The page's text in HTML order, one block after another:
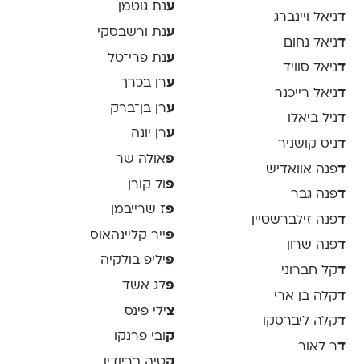
דניאל ויינברג
דניאל נחום
דניאל סוויד
דניאל רייכנר
דניל ביאלו
דניס קושניר
דפנה אוואדיש
דפנה גבר
דפנה זילברשטיין
דפנה שרון
דקל חברוני
דקלה בן ארי
דקלה ליברסקו
דר לאור
ענת גוטמן
ענת ורשבסקי
ענת פרי־טל
ערן בכרך
ערן בן־ברק
ערן יונה
פאולה שר
פ ול קורן
פז שרייבמן
פייר קליינהאוס
פיליפ בולקיה
פלג אשד
צילי פינס
קובי פרנקו